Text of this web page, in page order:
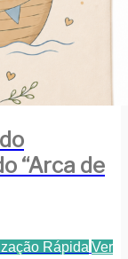
“Arca de
Rápida Ver